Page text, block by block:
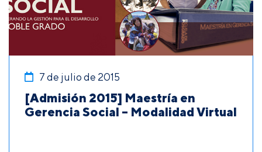
7 de julio de 2015
[Admisión 2015] Maestría en
Gerencia Social – Modalidad Virtual